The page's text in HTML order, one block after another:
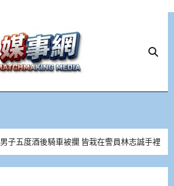
男子五度酒後騎車被攔 皆栽在警員林志誠手裡